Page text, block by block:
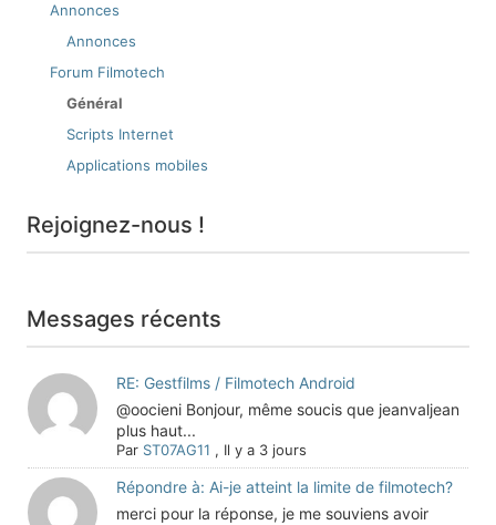
Annonces
Annonces
Forum Filmotech
Général
Scripts Internet
Applications mobiles
Rejoignez-nous !
Messages récents
RE: Gestfilms / Filmotech Android
@oocieni Bonjour, même soucis que jeanvaljean
plus haut...
Par ST07AG11 , Il y a 3 jours
Répondre à: Ai-je atteint la limite de filmotech?
merci pour la réponse, je me souviens avoir